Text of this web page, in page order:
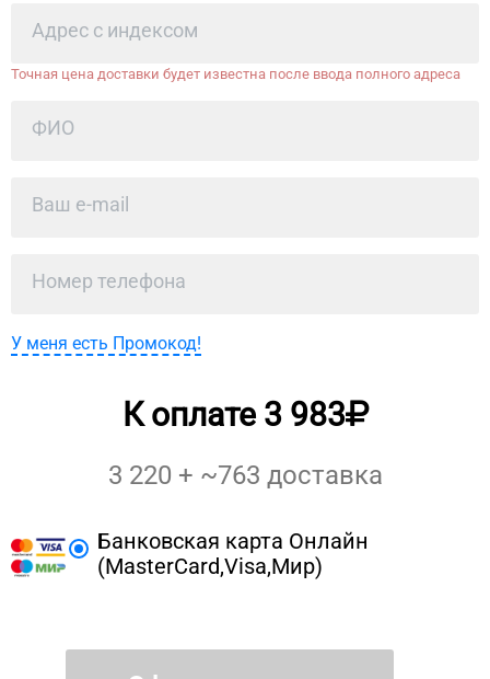
Точная цена доставки будет известна после ввода полного адреса
У меня есть Промокод!
К оплате 3 983
3 220 + ~763 доставка
Банковская карта Онлайн
(MasterCard,Visa,Мир)